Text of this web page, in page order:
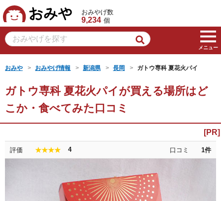
おみや
おみやげ数
9,234 個
メニュー
おみや おみやげ情報 新潟県 長岡 ガトウ専科 夏花火パイ
ガトウ専科 夏花火パイが買える場所はど
こか・食べてみた口コミ
評価 ★★★★★ 4 口コミ 1件